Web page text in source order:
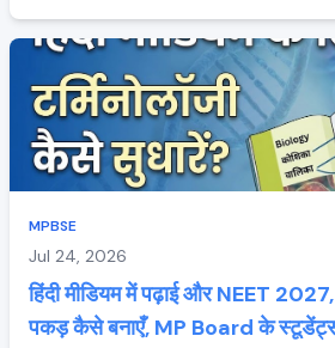
MPBSE
Jul 24, 2026
हिंदी मीडियम में पढ़ाई और NEET 2027,
पकड़ कैसे बनाएँ, MP Board के